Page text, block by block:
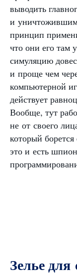
выводить
и уничтожившим
принцип
что они его там
симуляцию
и проще чем
компьютерной
действует
Вообще, тут
не от своего
который
это и есть
Зелье